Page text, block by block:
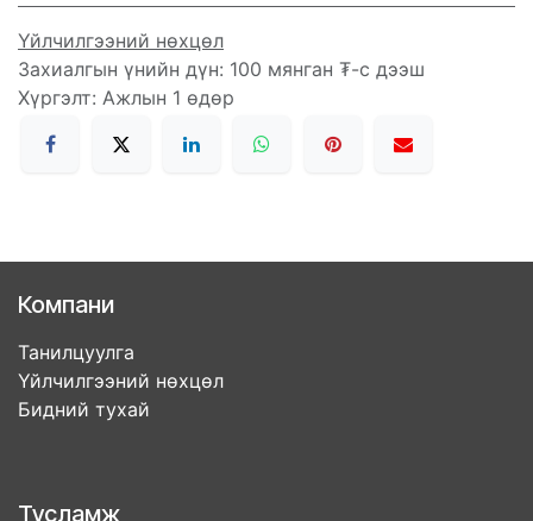
Үйлчилгээний нөхцөл
Захиалгын үнийн дүн: 100 мянган ₮-с дээш
Хүргэлт: Ажлын 1 өдөр
Компани
Танилцуулга
Үйлчилгээний нөхцөл
Бидний тухай
Тусламж